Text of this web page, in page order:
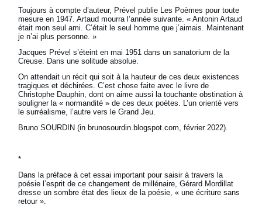
Toujours à compte d’auteur, Prével publie Les Poèmes pour toute
mesure en 1947. Artaud mourra l’année suivante. « Antonin Artaud
était mon seul ami. C’était le seul homme que j’aimais. Maintenant
je n’ai plus personne. »
Jacques Prével s’éteint en mai 1951 dans un sanatorium de la
Creuse. Dans une solitude absolue.
On attendait un récit qui soit à la hauteur de ces deux existences
tragiques et déchirées. C’est chose faite avec le livre de
Christophe Dauphin, dont on aime aussi la touchante obstination à
souligner la « normandité » de ces deux poètes. L’un orienté vers
le surréalisme, l’autre vers le Grand Jeu.
Bruno SOURDIN (in brunosourdin.blogspot.com, février 2022).
*
Dans la préface à cet essai important pour saisir à travers la
poésie l’esprit de ce changement de millénaire, Gérard Mordillat
dresse un sombre état des lieux de la poésie, « une écriture sans
retour ».